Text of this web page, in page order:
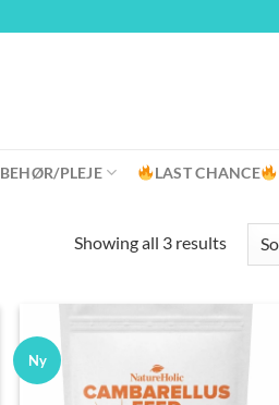
PLEJE LAST CHANCE
Showing all 3 results
Ny